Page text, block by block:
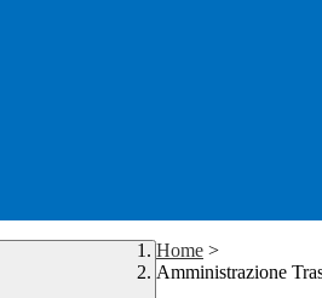
Home >
Amministrazione